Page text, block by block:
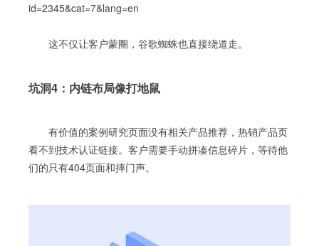
id=2345&cat=7&lang=en
这不仅让客户蒙圈，谷歌蜘蛛也直接绕道走。
坑洞4：内链布局像打地鼠
有价值的案例研究页面没有相关产品推荐，热销产品页
看不到技术认证链接。客户需要手动拼凑信息碎片，等待他
们的只有404页面和摔门声。